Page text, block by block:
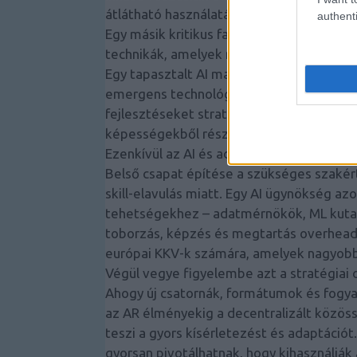
átlátható használatát.
Egy másik kritikus faktor a technológiai
technikák, amelyek ma versenyelőnyt
Egy tapasztalt AI marketing ügynökség
emergens technológiákat, teszteli az
fejlesztéseket stratégiájába. Ez a külső
képességekből részesüljön anélkül,
Ezenkívül az AI és adatkutatás terén
Belső csapat építése a szükséges
skill-elavulás miatt. Egy AI ügynökség
tehetségekhez – adatmérnökök, ML
toborzás, képzés és megtartás
európai KKV-k számára, amelyek
Végül vegye figyelembe azt a
Ahogy új csatornák, formátumok és
az AR élményekig a decentralizált
teszi a gyors kísérletezést és
gyorsan pivotálhatnak, hogy